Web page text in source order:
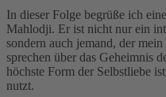
In dieser Folge begrüße ich
Mahlodji. Er ist nicht nur ein
sondern auch jemand, der
sprechen über das Geheimnis
höchste Form der Selbstliebe
nutzt.